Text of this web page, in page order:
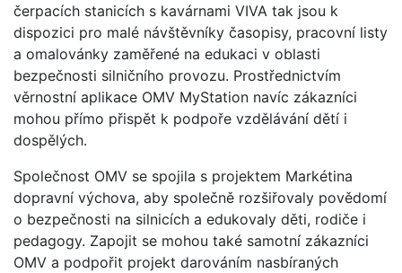
čerpacích stanicích s kavárnami VIVA tak jsou k
dispozici pro malé návštěvníky časopisy, pracovní listy
a omalovánky zaměřené na edukaci v oblasti
bezpečnosti silničního provozu. Prostřednictvím
věrnostní aplikace OMV MyStation navíc zákazníci
mohou přímo přispět k podpoře vzdělávání dětí i
dospělých.
Společnost OMV se spojila s projektem Markétina
dopravní výchova, aby společně rozšiřovaly povědomí
o bezpečnosti na silnicích a edukovaly děti, rodiče i
pedagogy. Zapojit se mohou také samotní zákazníci
OMV a podpořit projekt darováním nasbíraných